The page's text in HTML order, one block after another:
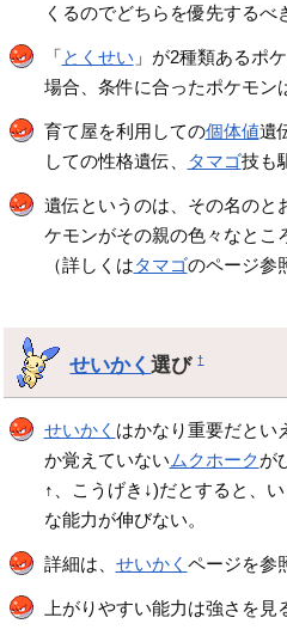
くるのでどちらを優先するべ
「とくせい 」が2種類あるポ
場合、条件に合ったポケモン
育て屋を利用しての個体値遺
しての性格遺伝、
タマゴ技も
遺伝というのは、その名のと
ケモンがその親の色々なとこ
（詳しくはタマゴのページ参
せいかく選び†
せいかく はかなり重要だとい
か覚えていない ムクホークが
↑、こうげき↓)だとすると、
な能力が伸びない。
詳細は、 せいかく ページを参
上がりやすい能力は強さを見